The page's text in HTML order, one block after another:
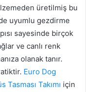
üretilmiş bu
uyumlu gezdirme
sayesinde birçok
ve canlı renk
olanak tanır.
Euro Dog
Tasması Takımı için